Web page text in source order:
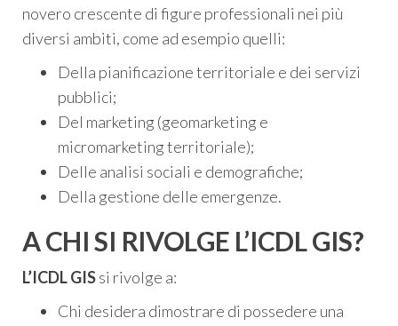
novero crescente di figure professionali nei più
diversi ambiti, come ad esempio quelli:
Della pianificazione territoriale e dei servizi
pubblici;
Del marketing (geomarketing e
micromarketing territoriale);
Delle analisi sociali e demografiche;
Della gestione delle emergenze.
A CHI SI RIVOLGE L’ICDL GIS?
L’ICDL GISsi rivolge a:
Chi desidera dimostrare di possedere una